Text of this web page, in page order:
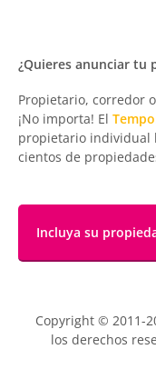
¿Quieres anunciar tu
Propietario, corredor
¡No importa! El
propietario individual
cientos de
Incluya su
Copyright © 2011-
los derechos